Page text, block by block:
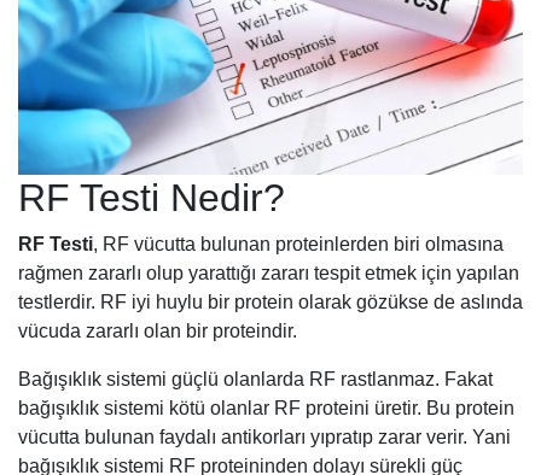
RF Testi Nedir?
RF Testi, RF vücutta bulunan proteinlerden biri olmasına
rağmen zararlı olup yarattığı zararı tespit etmek için yapılan
testlerdir. RF iyi huylu bir protein olarak gözükse de aslında
vücuda zararlı olan bir proteindir.
Bağışıklık sistemi güçlü olanlarda RF rastlanmaz. Fakat
bağışıklık sistemi kötü olanlar RF proteini üretir. Bu protein
vücutta bulunan faydalı antikorları yıpratıp zarar verir. Yani
bağışıklık sistemi RF proteininden dolayı sürekli güç